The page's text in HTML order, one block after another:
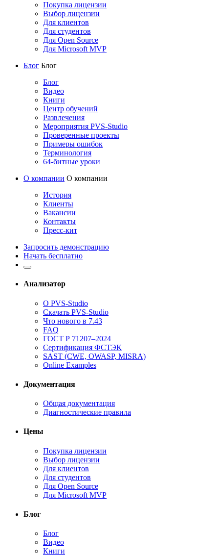
Покупка лицензии
Выбор лицензии
Для клиентов
Для студентов
Для Open Source
Для Microsoft MVP
Блог Блог
Блог
Видео
Книги
Центр обучений
Развлечения
Мероприятия PVS-Studio
Проверенные проекты
Примеры ошибок
Терминология
64-битные уроки
О компании О компании
История
Клиенты
Вакансии
Контакты
Пресс-кит
Запросить демонстрацию
Начать бесплатно
Анализатор
О PVS-Studio
Скачать PVS-Studio
Что нового в 7.43
FAQ
ГОСТ Р 71207–2024
Сертификация ФСТЭК
SAST (CWE, OWASP, MISRA)
Online Examples
Документация
Общая документация
Диагностические правила
Цены
Покупка лицензии
Выбор лицензии
Для клиентов
Для студентов
Для Open Source
Для Microsoft MVP
Блог
Блог
Видео
Книги